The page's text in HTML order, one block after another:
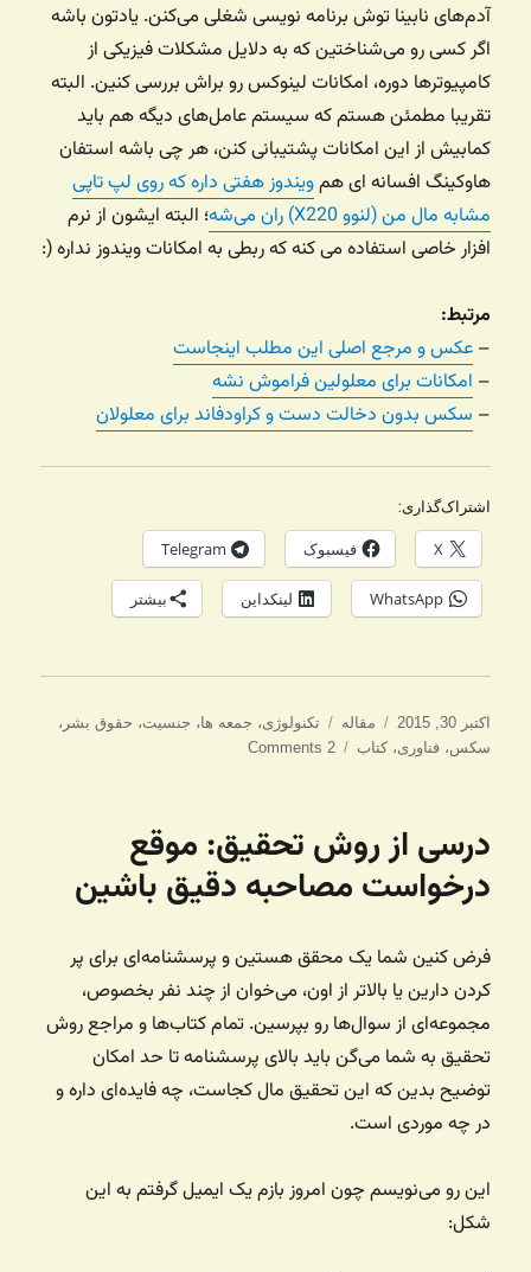
آدم‌های نابینا توش برنامه نویسی شغلی می‌کنن. یادتون باشه
اگر کسی رو می‌شناختین که به دلایل مشکلات فیزیکی از
کامپیوترها دوره، امکانات لینوکس رو براش بررسی کنین. البته
تقریبا مطمئن هستم که سیستم‌ عامل‌های دیگه هم باید
کمابیش از این امکانات پشتیبانی کنن، هر چی باشه استفان
هاوکینگ افسانه ای همویندوز هفتی داره که روی لپ تاپی
مشابه مال من (لنوو X220) ران می‌شه
؛ البته ایشون از نرم
افزار خاصی استفاده می کنه که ربطی به امکانات ویندوز نداره (:
مرتبط:
–عکس و مرجع اصلی این مطلب اینجاست
– امکانات برای معلولین فراموش نشه
– سکس بدون دخالت دست و کراودفاند برای معلولان
اشتراک‌گذاری:
X فیسبوک Telegram
WhatsApp لینکداین بیشتر
ارسال
شده
اکتبر 30, 2015 دسته‌ها
مقاله برچسب‌ها
تکنولوژی، جمعه ها، جنسیت، حقوق بشر ،
سکس،فناوری،کتاب 2 Comments
درسی از روش تحقیق: موقع
درخواست مصاحبه دقیق باشین
فرض کنین شما یک محقق هستین و پرسشنامه‌ای برای پر
کردن دارین یا بالاتر از اون، می‌خوان از چند نفر بخصوص،
مجموعه‌ای از سوال‌ها رو بپرسین. تمام کتاب‌ها و مراجع روش
تحقیق به شما می‌گن باید بالای پرسشنامه تا حد امکان
توضیح بدین که این تحقیق مال کجاست، چه فایده‌ای داره و
در چه موردی است.
این رو می‌نویسم چون امروز بازم یک ایمیل گرفتم به این
شکل: